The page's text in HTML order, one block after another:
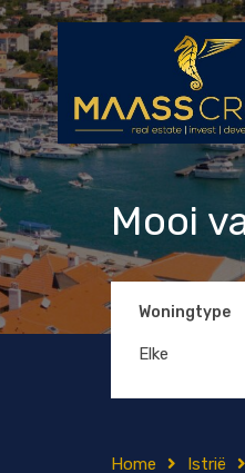
Mooi
Woningtype
Elke
Home Istrië